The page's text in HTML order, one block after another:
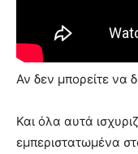
Αν δεν μπορείτε να
Και όλα αυτά
εμπεριστατωμένα